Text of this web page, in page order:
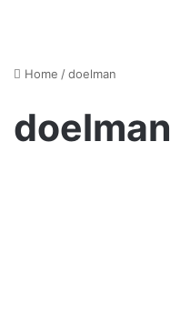
Home /doelman
doelman